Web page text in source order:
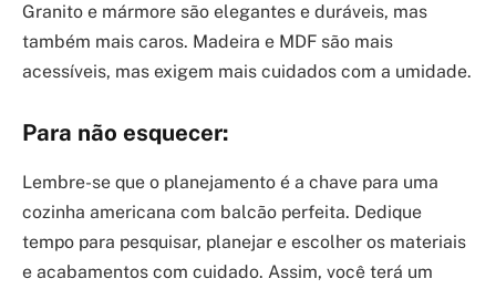
Granito e mármore são elegantes e duráveis, mas
também mais caros. Madeira e MDF são mais
acessíveis, mas exigem mais cuidados com a umidade.
Para não esquecer:
Lembre-se que o planejamento é a chave para uma
cozinha americana com balcão perfeita. Dedique
tempo para pesquisar, planejar e escolher os materiais
e acabamentos com cuidado. Assim, você terá um